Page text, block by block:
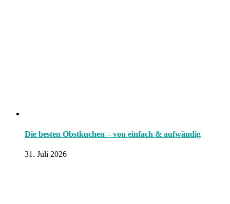
Die besten Obstkuchen – von einfach & aufwändig
31. Juli 2026